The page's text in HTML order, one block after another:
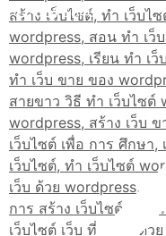
02-514-1840